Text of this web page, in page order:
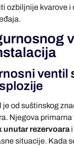
ozbiljnije kvarove i
ventil
od suštinskog
Njegova primarna
unutar rezervoarai
situacije. Kada